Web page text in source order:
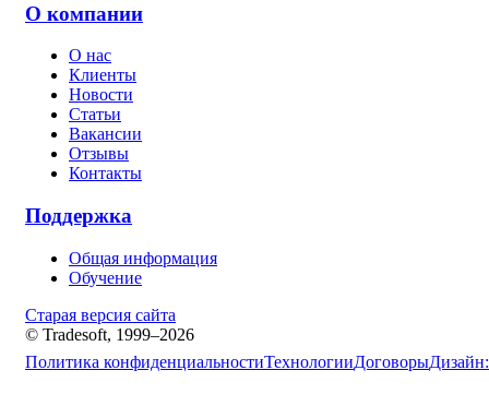
О компании
О нас
Клиенты
Новости
Статьи
Вакансии
Отзывы
Контакты
Поддержка
Общая информация
Обучение
Старая версия сайта
© Tradesoft, 1999–2026
Политика конфиденциальностиТехнологииДоговорыДизайн: